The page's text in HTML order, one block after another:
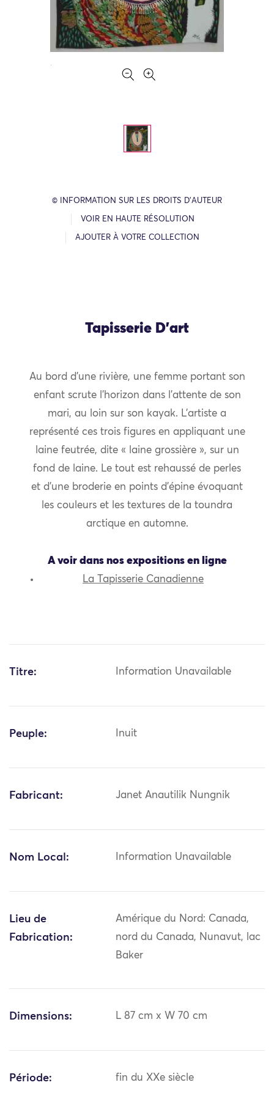
© INFORMATION SUR LES DROITS D’AUTEUR
VOIR EN HAUTE RÉSOLUTION
AJOUTER À VOTRE COLLECTION
Tapisserie D’art
Au bord d’une rivière, une femme portant son
enfant scrute l’horizon dans l’attente de son
mari, au loin sur son kayak. L’artiste a
représenté ces trois figures en appliquant une
laine feutrée, dite « laine grossière », sur un
fond de laine. Le tout est rehaussé de perles
et d’une broderie en points d’épine évoquant
les couleurs et les textures de la toundra
arctique en automne.
A voir dans nos expositions en ligne
La Tapisserie Canadienne
Titre: Information Unavailable
Peuple: Inuit
Fabricant: Janet Anautilik Nungnik
Nom Local: Information Unavailable
Lieu de
Fabrication:
Amérique du Nord: Canada,
nord du Canada, Nunavut, lac
Baker
Dimensions: L 87 cm x W 70 cm
Période: fin du XXe siècle